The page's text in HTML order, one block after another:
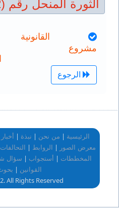
الثورة المنحل رقم (52) لسنة 2003
مشروع
القانونية
الرجوع
الرئيسية | من نحن | نبذة |
معرض الصور | الروابط | التحالفات
المخططات | أستجواب | سؤال
القوانين |
All Rights Reserved.